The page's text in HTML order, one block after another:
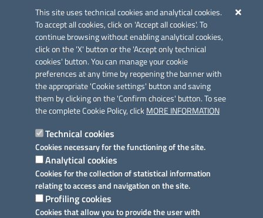
This site uses technical cookies and analytical cookies.
To accept all cookies, click on 'Accept all cookies'. To
continue browsing without enabling analytical cookies,
click on the 'X' button or the 'Accept only technical
cookies' button. You can manage your cookie
preferences at any time by reopening the banner with
the appropriate 'Cookie settings' button and saving
them by clicking on the 'Confirm choices' button. To see
the complete Cookie Policy, clickMORE INFORMATION
Technical cookies
Cookies necessary for the functioning of the site.
Analytical cookies
Cookies for the collection of statistical information
relating to access and navigation on the site.
Profiling cookies
Cookies that allow you to provide the user with
Azione 2.3.
Link utili
Informativa privacy
Dichiarazione di accessibilità
Note legali
Domande frequenti